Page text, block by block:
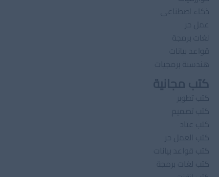
ذكاء اصطناعى
عمل حر
لغات برمجة
قواعد بيانات
هندسىة برمجيات
كتب مجانية
كتب تطوير
كتب تصميم
كتب عتاد
كتب العمل حر
كتب قواعد بيانات
كتب لغات برمجة